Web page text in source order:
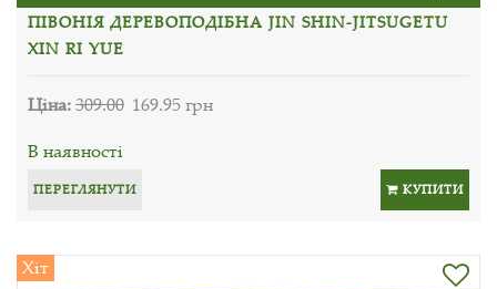
ПІВОНІЯ ДЕРЕВОПОДІБНА JIN SHIN-JITSUGETU
XIN RI YUE
Ціна:309.00 169.95 грн
В наявності
ПЕРЕГЛЯНУТИ КУПИТИ
Хіт